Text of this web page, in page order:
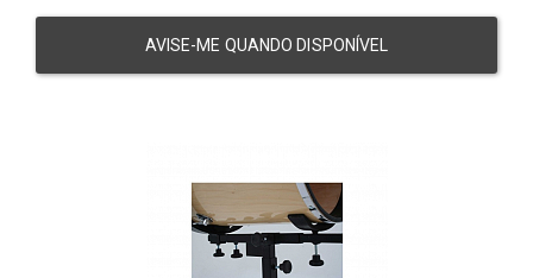
AVISE-ME QUANDO DISPONÍVEL